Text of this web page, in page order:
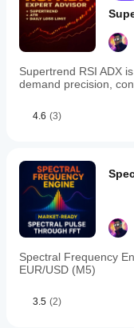
Supertrend RSI ADX
demand precision,
4.6 (3)
Spectral Frequency
EUR/USD (M5)
3.5 (2)